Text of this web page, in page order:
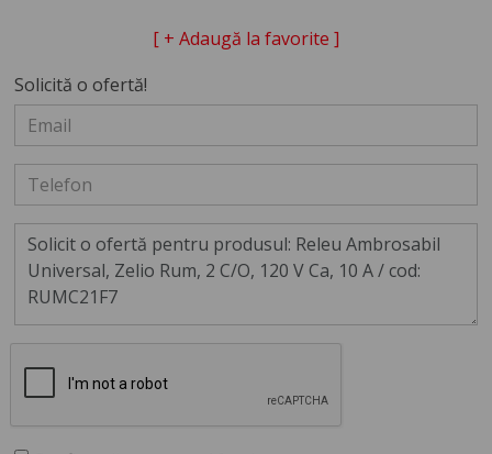
[ + Adaugă la favorite ]
Solicită o ofertă!